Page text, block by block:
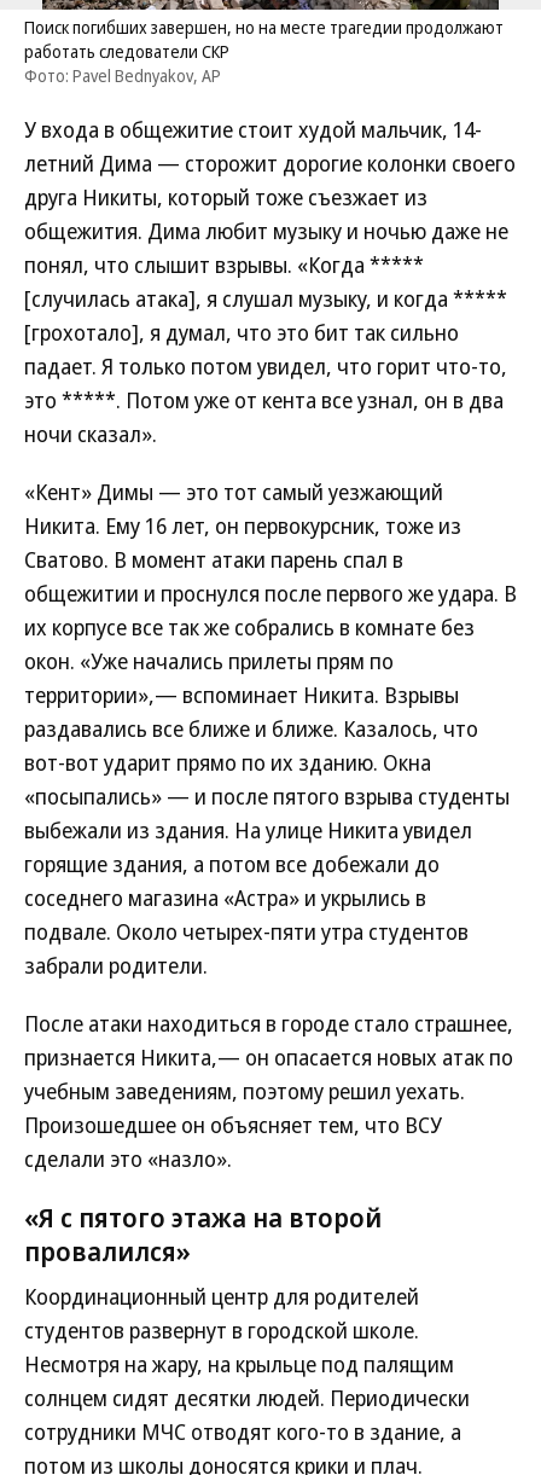
Поиск погибших завершен, но на месте трагедии продолжают
работать следователи СКР
Фото: Pavel Bednyakov, AP
У входа в общежитие стоит худой мальчик, 14-
летний Дима — сторожит дорогие колонки своего
друга Никиты, который тоже съезжает из
общежития. Дима любит музыку и ночью даже не
понял, что слышит взрывы. «Когда *****
[случилась атака], я слушал музыку, и когда *****
[грохотало], я думал, что это бит так сильно
падает. Я только потом увидел, что горит что-то,
это *****. Потом уже от кента все узнал, он в два
ночи сказал».
«Кент» Димы — это тот самый уезжающий
Никита. Ему 16 лет, он первокурсник, тоже из
Сватово. В момент атаки парень спал в
общежитии и проснулся после первого же удара. В
их корпусе все так же собрались в комнате без
окон. «Уже начались прилеты прям по
территории»,— вспоминает Никита. Взрывы
раздавались все ближе и ближе. Казалось, что
вот-вот ударит прямо по их зданию. Окна
«посыпались» — и после пятого взрыва студенты
выбежали из здания. На улице Никита увидел
горящие здания, а потом все добежали до
соседнего магазина «Астра» и укрылись в
подвале. Около четырех-пяти утра студентов
забрали родители.
После атаки находиться в городе стало страшнее,
признается Никита,— он опасается новых атак по
учебным заведениям, поэтому решил уехать.
Произошедшее он объясняет тем, что ВСУ
сделали это «назло».
«Я с пятого этажа на второй
провалился»
Координационный центр для родителей
студентов развернут в городской школе.
Несмотря на жару, на крыльце под палящим
солнцем сидят десятки людей. Периодически
сотрудники МЧС отводят кого-то в здание, а
потом из школы доносятся крики и плач.